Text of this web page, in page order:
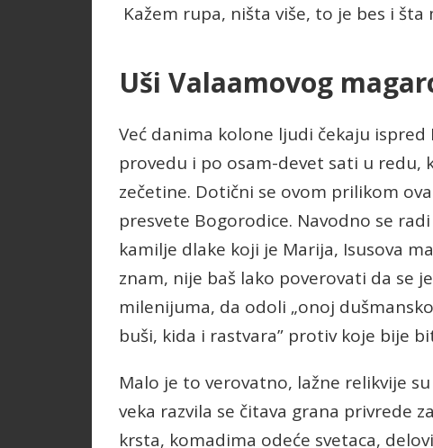
Kažem rupa, ništa više, to je bes i šta
Uši Valaamovog
Već danima kolone ljudi čekaju
provedu i po osam-devet sati u redu,
zečetine. Dotični se ovom prilikom
presvete Bogorodice. Navodno se
kamilje dlake koji je Marija, Isusova
znam, nije baš lako poverovati da se
milenijuma, da odoli „onoj
buši, kida i rastvara” protiv koje bije
Malo je to verovatno, lažne relikvije
veka razvila se čitava grana privrede
krsta, komadima odeće svetaca,